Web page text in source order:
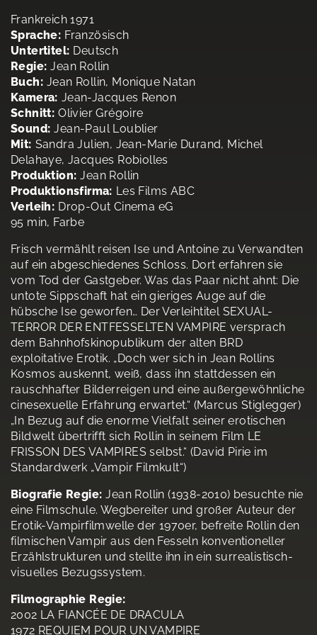
Frankreich 1971
Sprache: Französisch
Untertitel: Deutsch
Regie: Jean Rollin
Buch: Jean Rollin, Monique Natan
Kamera: Jean-Jacques Renon
Schnitt: Olivier Grégoire
Sound: Jean-Paul Loublier
Mit: Sandra Julien, Jean-Marie Durand, Michel
Delahaye, Jacques Robiolles
Produktion: Jean Rollin
Produktionsfirma: Les Films ABC
Verleih: Drop-Out Cinema eG
95 min, Farbe
Frisch vermählt reisen Ise und Antoine zu Verwandten
auf ein abgeschiedenes Schloss. Dort erfahren sie
vom Tod der Gastgeber. Was das Paar nicht ahnt: Die
untote Sippschaft hat ein gieriges Auge auf die
hübsche Ise geworfen… Der Verleihtitel SEXUAL-
TERROR DER ENTFESSELTEN VAMPIRE versprach
dem Bahnhofskinopublikum der alten BRD
exploitative Erotik. „Doch wer sich in Jean Rollins
Kosmos auskennt, weiß, dass ihn stattdessen ein
rauschhafter Bilderreigen und eine außergewöhnliche
cinesexuelle Erfahrung erwartet.“ (Marcus Stiglegger)
„In Bezug auf die enorme Vielfalt seiner erotischen
Bildwelt übertrifft sich Rollin in seinem Film LE
FRISSON DES VAMPIRES selbst.“ (David Pirie im
Standardwerk „Vampir Filmkult“)
Biografie Regie: Jean Rollin (1938-2010) besuchte nie
eine Filmschule. Wegbereiter und großer Auteur der
Erotik-Vampirfilmwelle der 1970er, befreite Rollin den
filmischen Vampir aus den Fesseln konventioneller
Erzählstrukturen und stellte ihn in ein surrealistisch-
visuelles Bezugssystem.
Filmographie Regie:
2002 LA FIANCÉE DE DRACULA
1972 REQUIEM POUR UN VAMPIRE